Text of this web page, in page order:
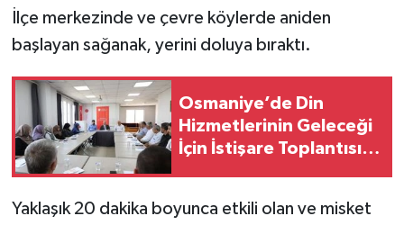
​İlçe merkezinde ve çevre köylerde aniden
başlayan sağanak, yerini doluya bıraktı.
Osmaniye’de Din
Hizmetlerinin Geleceği
İçin İstişare Toplantısı
Yaklaşık 20 dakika boyunca etkili olan ve misket